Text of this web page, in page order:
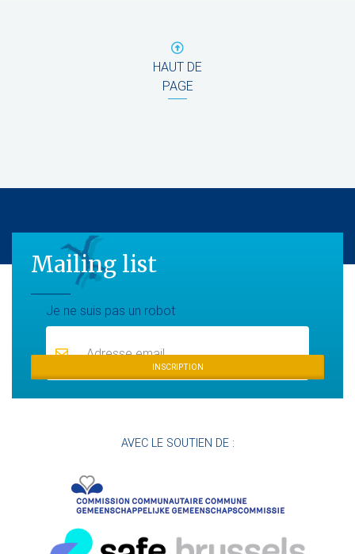
HAUT DE
PAGE
Mailing list
Je ne suis pas un robotMailing list
INSCRIPTION
AVEC LE SOUTIEN DE :